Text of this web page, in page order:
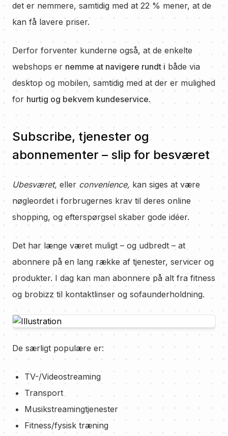
det er nemmere, samtidig med at 22 % mener, at de
kan få lavere priser.
Derfor forventer kunderne også, at de enkelte
webshops er nemme at navigere rundt i både via
desktop og mobilen, samtidig med at der er mulighed
for hurtig og bekvem kundeservice.
Subscribe, tjenester og
abonnementer – slip for besværet
Ubesværet, eller convenience, kan siges at være
nøgleordet i forbrugernes krav til deres online
shopping, og efterspørgsel skaber gode idéer.
Det har længe været muligt – og udbredt – at
abonnere på en lang række af tjenester, servicer og
produkter. I dag kan man abonnere på alt fra fitness
og brobizz til kontaktlinser og sofaunderholdning.
De særligt populære er:
TV-/Videostreaming
Transport
Musikstreamingtjenester
Fitness/fysisk træning